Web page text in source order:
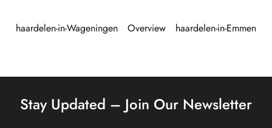
haardelen-in-Wageningen Overview haardelen-in-Emmen
Stay Updated – Join Our Newsletter